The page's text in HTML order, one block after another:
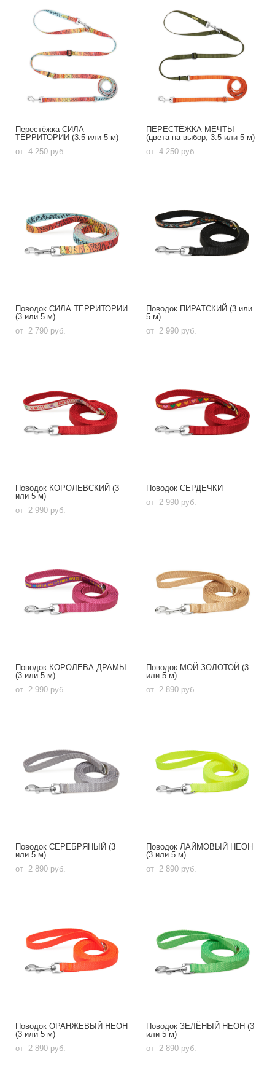
Перестёжка СИЛА
ТЕРРИТОРИИ (3.5 или 5 м)
от 4 250 pуб.
ПЕРЕСТЁЖКА МЕЧТЫ
(цвета на выбор, 3.5 или 5 м)
от 4 250 pуб.
Поводок СИЛА ТЕРРИТОРИИ
(3 или 5 м)
от 2 790 pуб.
Поводок ПИРАТСКИЙ (3 или
5 м)
от 2 990 pуб.
Поводок КОРОЛЕВСКИЙ (3
или 5 м)
от 2 990 pуб.
Поводок СЕРДЕЧКИ
от 2 990 pуб.
Поводок КОРОЛЕВА ДРАМЫ
(3 или 5 м)
от 2 990 pуб.
Поводок МОЙ ЗОЛОТОЙ (3
или 5 м)
от 2 890 pуб.
Поводок СЕРЕБРЯНЫЙ (3
или 5 м)
от 2 890 pуб.
Поводок ЛАЙМОВЫЙ НЕОН
(3 или 5 м)
от 2 890 pуб.
Поводок ОРАНЖЕВЫЙ НЕОН
(3 или 5 м)
от 2 890 pуб.
Поводок ЗЕЛЁНЫЙ НЕОН (3
или 5 м)
от 2 890 pуб.